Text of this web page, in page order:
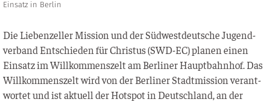
Einsatz in Berlin
Die Lie­ben­zel­ler Mis­si­on und der Süd­west­deut­sche Jugend­
ver­band Ent­schie­den für Chris­tus (SWD-EC) pla­nen einen
Ein­satz im Will­kom­mens­zelt am Ber­li­ner Haupt­bahn­hof. Das
Will­kom­mens­zelt wird von der Ber­li­ner Stadt­mis­si­on ver­ant­
wor­tet und ist aktu­ell der Hot­spot in Deutsch­land, an der